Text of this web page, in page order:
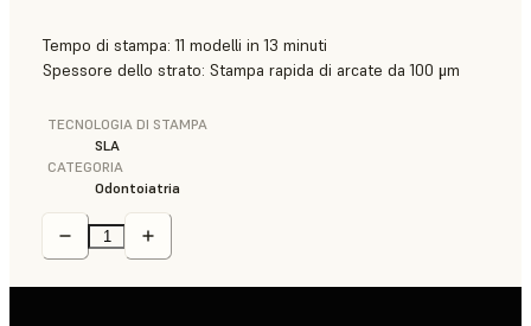
Tempo di stampa: 11 modelli in 13 minuti
Spessore dello strato: Stampa rapida di arcate da 100 μm
TECNOLOGIA DI STAMPA
SLA
CATEGORIA
Odontoiatria